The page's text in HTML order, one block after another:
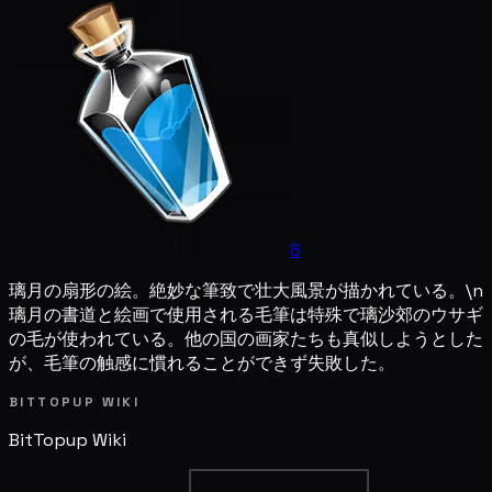
8
璃月の扇形の絵。絶妙な筆致で壮大風景が描かれている。\n
璃月の書道と絵画で使用される毛筆は特殊で璃沙郊のウサギ
の毛が使われている。他の国の画家たちも真似しようとした
が、毛筆の触感に慣れることができず失敗した。
BITTOPUP WIKI
BitTopup Wiki